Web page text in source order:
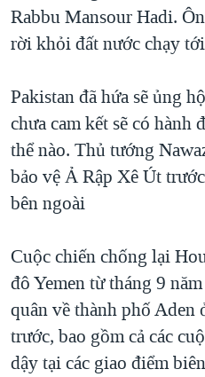
Rabbu Mansour Hadi.
rời khỏi đất nước chạy
Pakistan đã hứa sẽ ủng
chưa cam kết sẽ có hành
thể nào. Thủ tướng
bảo vệ Ả Rập Xê Út
bên ngoài
Cuộc chiến chống lại
đô Yemen từ tháng 9
quân về thành phố Aden
trước, bao gồm cả các
dậy tại các giao điểm